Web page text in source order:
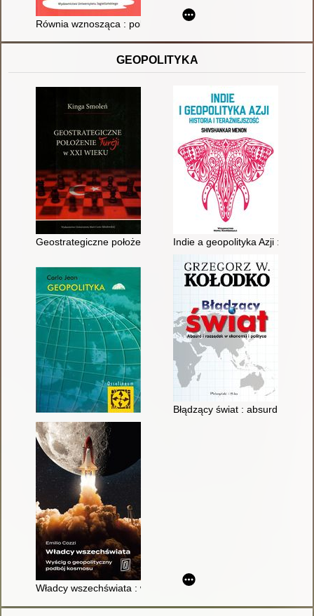
Równia wznosząca : pokonaj depresję z pomocą neuronauki
GEOPOLITYKA
Geostrategiczne położenie Turcji w XXI wieku
Indie a geopolityka Azji :
Błądzący świat : absurd i
Władcy wszechświata : wyścig o geopolityczny podbój